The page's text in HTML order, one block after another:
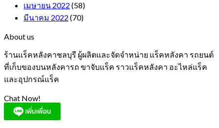
เมษายน 2022 (58)
มีนาคม 2022 (70)
About us
ร้านแร็คหลังคาชลบุรี ผู้ผลิตและจัดจำหน่าย แร็คหลังคา รถยนต์
ที่เก็บของบนหลังคารถ ขาจับแร็ค ราวแร็คหลังคา อะไหล่แร็ค
และอุปกรณ์แร็ค
Chat Now!